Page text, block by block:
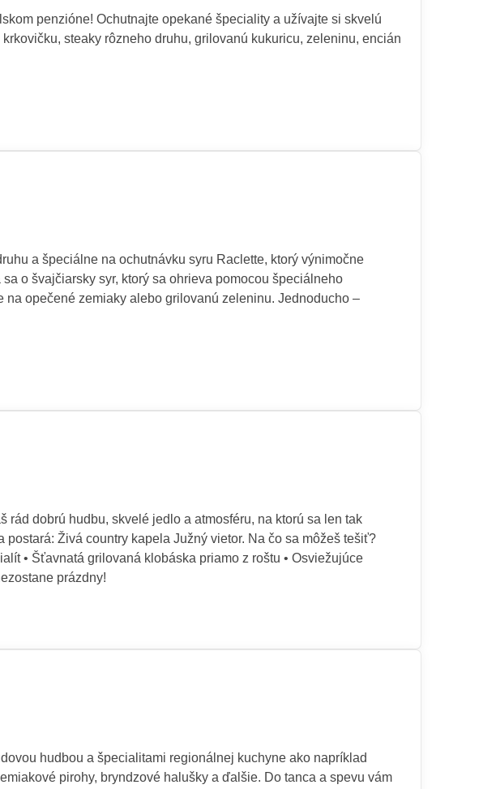
penzióne! Ochutnajte opekané špeciality a užívajte si skvelú
steaky rôzneho druhu, grilovanú kukuricu, zeleninu, encián
a špeciálne na ochutnávku syru Raclette, ktorý výnimočne
o švajčiarsky syr, ktorý sa ohrieva pomocou špeciálneho
opečené zemiaky alebo grilovanú zeleninu. Jednoducho –
dobrú hudbu, skvelé jedlo a atmosféru, na ktorú sa len tak
Živá country kapela Južný vietor. Na čo sa môžeš tešiť?
• Šťavnatá grilovaná klobáska priamo z roštu • Osviežujúce
prázdny!
hudbou a špecialitami regionálnej kuchyne ako napríklad
pirohy, bryndzové halušky a ďalšie. Do tanca a spevu vám